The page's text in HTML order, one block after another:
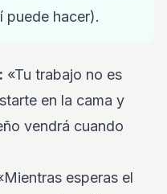
puede hacer).
«Tu trabajo no es
en la cama y
vendrá cuando
esperas el